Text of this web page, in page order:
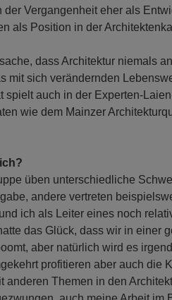
Vergangenheit eher als
als Position in der
dass Architektur niemals
mit sich verändernden
auch in der Experten-
wie dem Mainzer
üben unterschiedliche
andere vertreten
ich als Leiter eines noch
das Glück, dass wir in einer
aber natürlich wird es
profitieren aber auch die
Themen in den